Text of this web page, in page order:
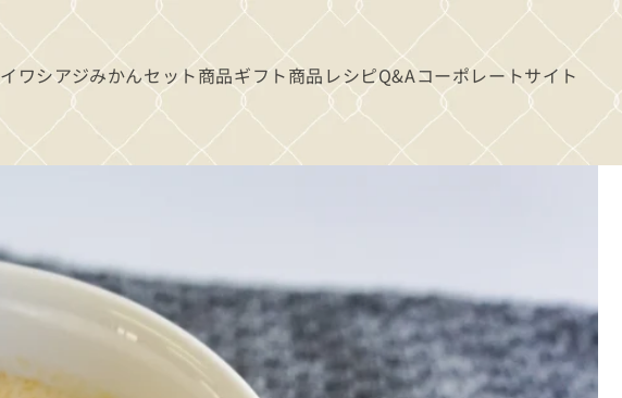
イワシアジみかんセット商品ギフト商品 レシピQ&Aコーポレートサイト